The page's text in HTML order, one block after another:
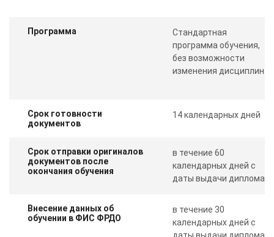
Программа
Стандартная
программа обучения,
без возможности
изменения дисциплин
Срок готовности
документов
14 календарных дней
Срок отправки оригиналов
документов после
окончания обучения
в течение 60
календарных дней с
даты выдачи диплома
Внесение данных об
обучении в ФИС ФРДО
в течение 30
календарных дней с
даты выдачи диплома